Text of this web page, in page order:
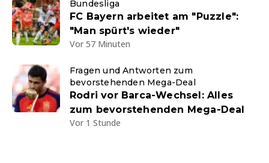
Bundesliga
FC Bayern arbeitet am "Puzzle":
"Man spürt's wieder"
Vor 57 Minuten
Fragen und Antworten zum
bevorstehenden Mega-Deal
Rodri vor Barca-Wechsel: Alles
zum bevorstehenden Mega-Deal
Vor 1 Stunde